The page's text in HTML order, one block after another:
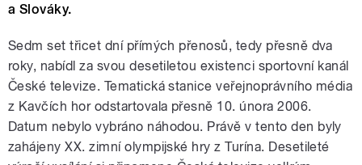
a Slováky.
Sedm set třicet dní přímých přenosů, tedy přesně dva
roky, nabídl za svou desetiletou existenci sportovní kanál
České televize. Tematická stanice veřejnoprávního média
z Kavčích hor odstartovala přesně 10. února 2006.
Datum nebylo vybráno náhodou. Právě v tento den byly
zahájeny XX. zimní olympijské hry z Turína. Desetileté